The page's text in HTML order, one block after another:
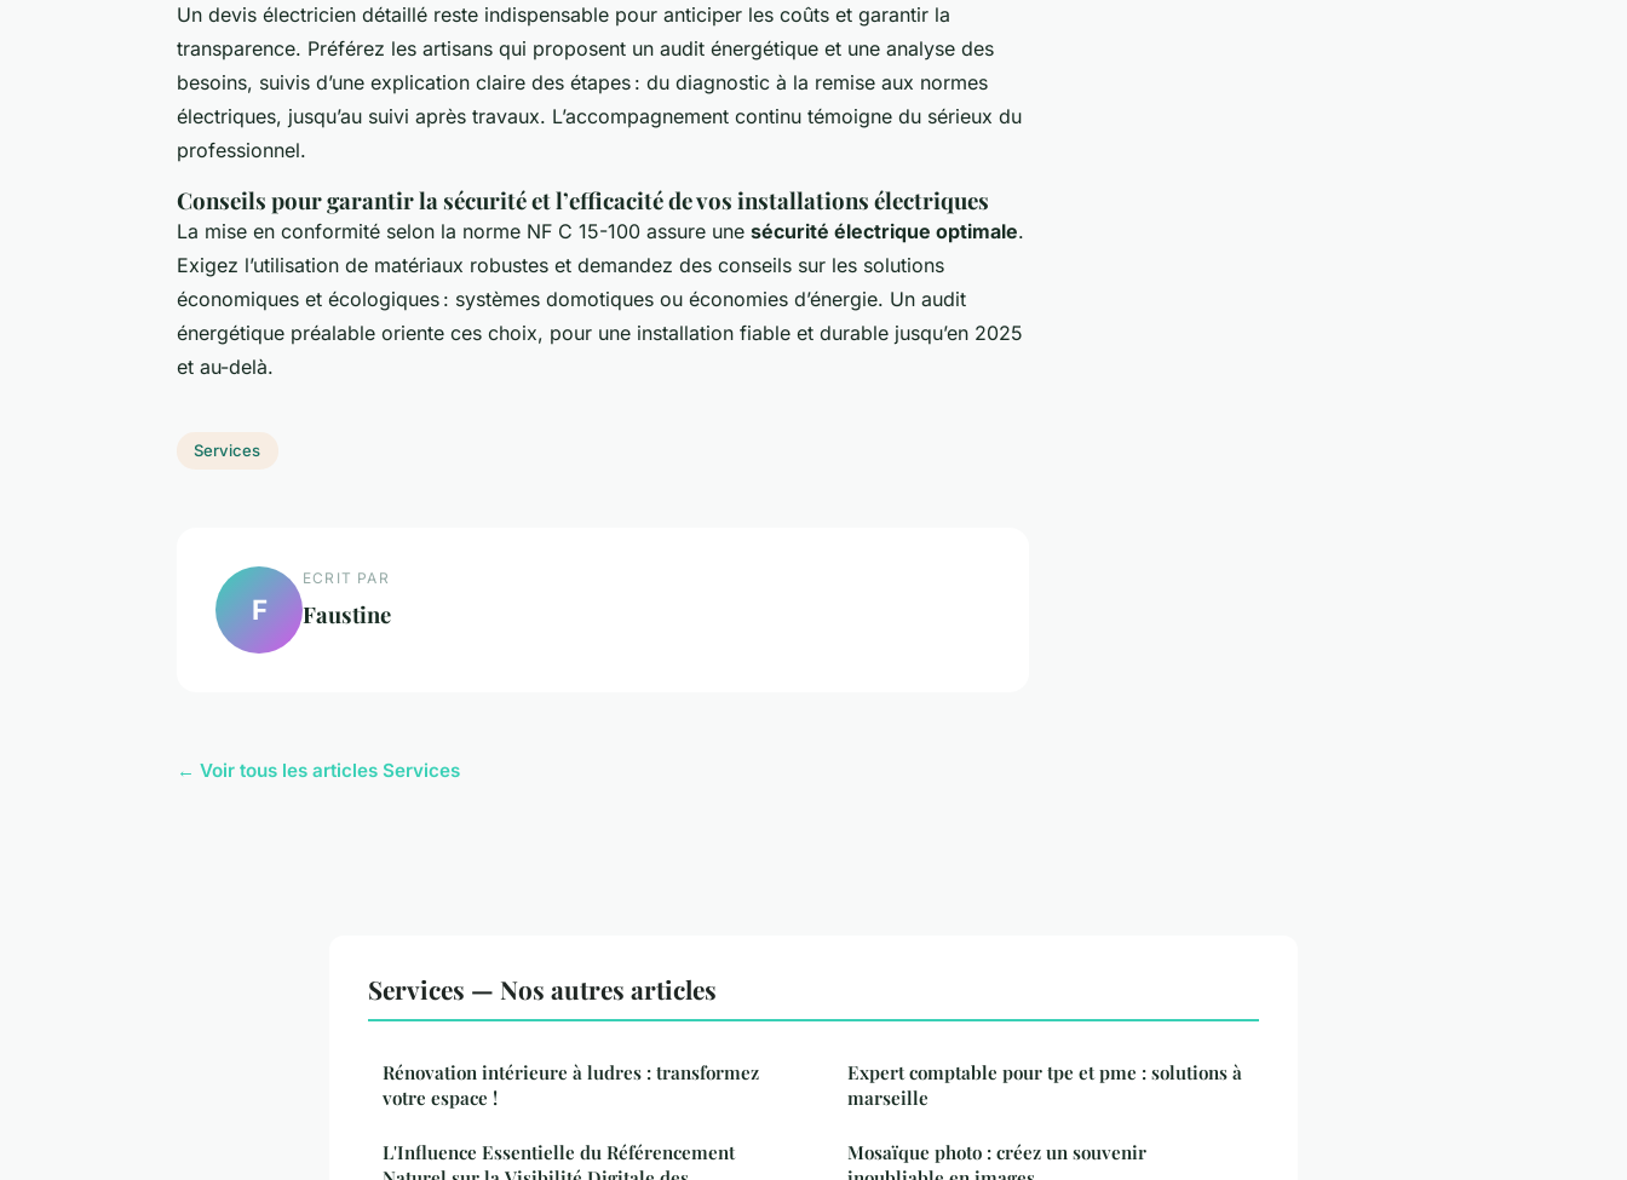
Un devis électricien détaillé reste indispensable pour anticiper les coûts et garantir la
transparence. Préférez les artisans qui proposent un audit énergétique et une analyse des
besoins, suivis d’une explication claire des étapes : du diagnostic à la remise aux normes
électriques, jusqu’au suivi après travaux. L’accompagnement continu témoigne du sérieux du
professionnel.
Conseils pour garantir la sécurité et l’efficacité de vos installations électriques
La mise en conformité selon la norme NF C 15-100 assure une sécurité électrique optimale.
Exigez l’utilisation de matériaux robustes et demandez des conseils sur les solutions
économiques et écologiques : systèmes domotiques ou économies d’énergie. Un audit
énergétique préalable oriente ces choix, pour une installation fiable et durable jusqu’en 2025
et au-delà.
Services
F
ECRIT PAR
Faustine
← Voir tous les articles Services
Services — Nos autres articles
Rénovation intérieure à ludres : transformez
votre espace !
L'Influence Essentielle du Référencement
Expert comptable pour tpe et pme : solutions à
marseille
Mosaïque photo : créez un souvenir